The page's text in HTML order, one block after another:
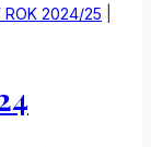
ROK 2024/25